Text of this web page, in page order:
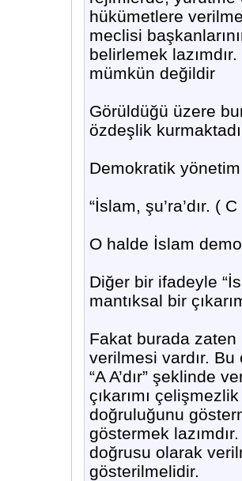
hükümetlere
meclisi
belirlemek
mümkün değildir
Görüldüğü üzere
özdeşlik
Demokratik yönetim
“İslam, şu’ra’dır. ( C
O halde İslam
Diğer bir ifadeyle
mantıksal bir
Fakat burada
verilmesi vardır. Bu
“A A’dır” şeklinde
çıkarımı
doğruluğunu
göstermek
doğrusu olarak
gösterilmelidir.